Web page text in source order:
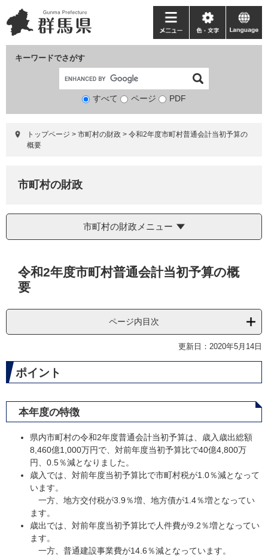
ー
ジ
ニ
ュ
て
キーワードでさがす
検
象
すべて ページ PDF
メ
ニ
ー
色・
文
language
トップページ > 市町村の財政 > 令和2年度市町村普通会計当初予算の
概要
市町村の財政
市町村の財政メニュー
令和2年度市町村普通会計当初予算の概
要
ページ内目次
更新日：2020年5月14日
ポイント
本年度の特徴
県内市町村の令和2年度普通会計当初予算は、歳入歳出総額
8,460億1,000万円で、対前年度当初予算比で40億4,800万
円、0.5％減となりました。
歳入では、対前年度当初予算比で市町村税が1.0％減となって
います。
一方、地方交付税が3.9％増、地方債が1.4％増となってい
ます。
歳出では、対前年度当初予算比で人件費が9.2％増となってい
ます。
一方、普通建設事業費が14.6％減となっています。